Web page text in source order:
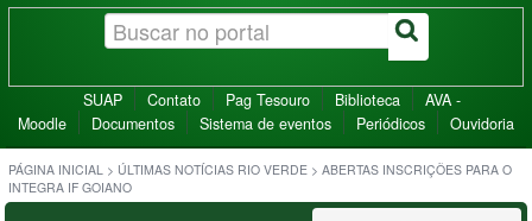
SUAP Contato Pag Tesouro Biblioteca
AVA -
Moodle
Documentos Sistema de eventos Periódicos Ouvidoria
PÁGINA INICIAL > ÚLTIMAS NOTÍCIAS RIO VERDE > ABERTAS INSCRIÇÕES PARA O
INTEGRA IF GOIANO